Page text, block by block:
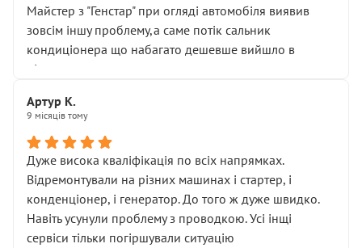
Майстер з "Генстар" при огляді автомобіля виявив
зовсім іншу проблему,а саме потік сальник
кондиціонера що набагато дешевше вийшло в
підсумку.
Артур К.
9 місяців тому
Дуже висока кваліфікація по всіх напрямках.
Відремонтували на різних машинах і стартер, і
конденціонер, і генератор. До того ж дуже швидко.
Навіть усунули проблему з проводкою. Усі інщі
сервіси тільки погіршували ситуацію